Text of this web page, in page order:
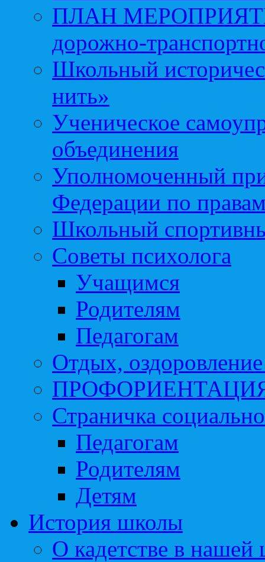
ПЛАН МЕРОПРИЯТИЙ
дорожно-
Школьный
нить»
Ученическое
объединения
Уполномоченный
Федерации по
Школьный
Советы психолога
Учащимся
Родителям
Педагогам
Отдых, оздоровление
Страничка
Педагогам
Родителям
Детям
История школы
О кадетстве в нашей